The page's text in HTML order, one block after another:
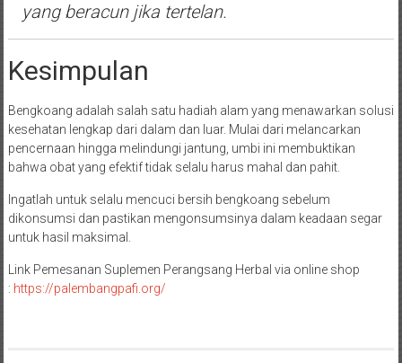
yang beracun jika tertelan.
Kesimpulan
Bengkoang adalah salah satu hadiah alam yang menawarkan solusi
kesehatan lengkap dari dalam dan luar. Mulai dari melancarkan
pencernaan hingga melindungi jantung, umbi ini membuktikan
bahwa obat yang efektif tidak selalu harus mahal dan pahit.
Ingatlah untuk selalu mencuci bersih bengkoang sebelum
dikonsumsi dan pastikan mengonsumsinya dalam keadaan segar
untuk hasil maksimal.
Link Pemesanan Suplemen Perangsang Herbal via online shop
: https://palembangpafi.org/